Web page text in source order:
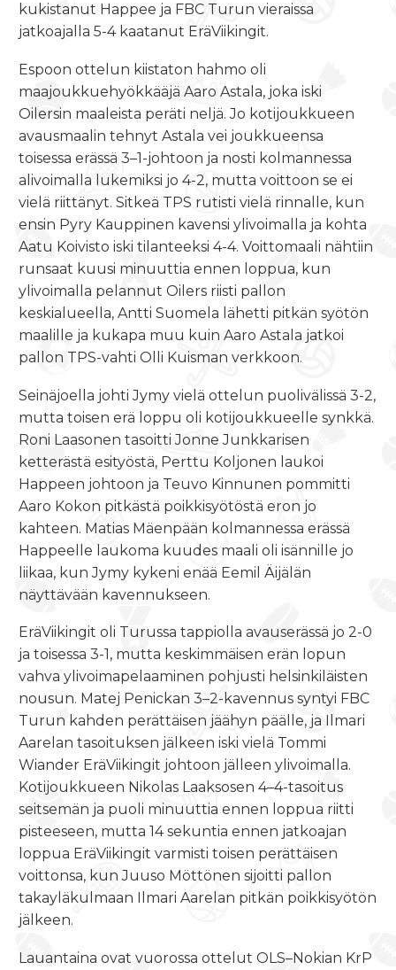
kukistanut Happee ja FBC Turun vieraissa
jatkoajalla 5-4 kaatanut EräViikingit.
Espoon ottelun kiistaton hahmo oli
maajoukkuehyökkääjä Aaro Astala, joka iski
Oilersin maaleista peräti neljä. Jo kotijoukkueen
avausmaalin tehnyt Astala vei joukkueensa
toisessa erässä 3–1-johtoon ja nosti kolmannessa
alivoimalla lukemiksi jo 4-2, mutta voittoon se ei
vielä riittänyt. Sitkeä TPS rutisti vielä rinnalle, kun
ensin Pyry Kauppinen kavensi ylivoimalla ja kohta
Aatu Koivisto iski tilanteeksi 4-4. Voittomaali nähtiin
runsaat kuusi minuuttia ennen loppua, kun
ylivoimalla pelannut Oilers riisti pallon
keskialueella, Antti Suomela lähetti pitkän syötön
maalille ja kukapa muu kuin Aaro Astala jatkoi
pallon TPS-vahti Olli Kuisman verkkoon.
Seinäjoella johti Jymy vielä ottelun puolivälissä 3-2,
mutta toisen erä loppu oli kotijoukkueelle synkkä.
Roni Laasonen tasoitti Jonne Junkkarisen
ketterästä esityöstä, Perttu Koljonen laukoi
Happeen johtoon ja Teuvo Kinnunen pommitti
Aaro Kokon pitkästä poikkisyötöstä eron jo
kahteen. Matias Mäenpään kolmannessa erässä
Happeelle laukoma kuudes maali oli isännille jo
liikaa, kun Jymy kykeni enää Eemil Äijälän
näyttävään kavennukseen.
EräViikingit oli Turussa tappiolla avauserässä jo 2-0
ja toisessa 3-1, mutta keskimmäisen erän lopun
vahva ylivoimapelaaminen pohjusti helsinkiläisten
nousun. Matej Penickan 3–2-kavennus syntyi FBC
Turun kahden perättäisen jäähyn päälle, ja Ilmari
Aarelan tasoituksen jälkeen iski vielä Tommi
Wiander EräViikingit johtoon jälleen ylivoimalla.
Kotijoukkueen Nikolas Laaksosen 4–4-tasoitus
seitsemän ja puoli minuuttia ennen loppua riitti
pisteeseen, mutta 14 sekuntia ennen jatkoajan
loppua EräViikingit varmisti toisen perättäisen
voittonsa, kun Juuso Möttönen sijoitti pallon
takayläkulmaan Ilmari Aarelan pitkän poikkisyötön
jälkeen.
Lauantaina ovat vuorossa ottelut OLS–Nokian KrP